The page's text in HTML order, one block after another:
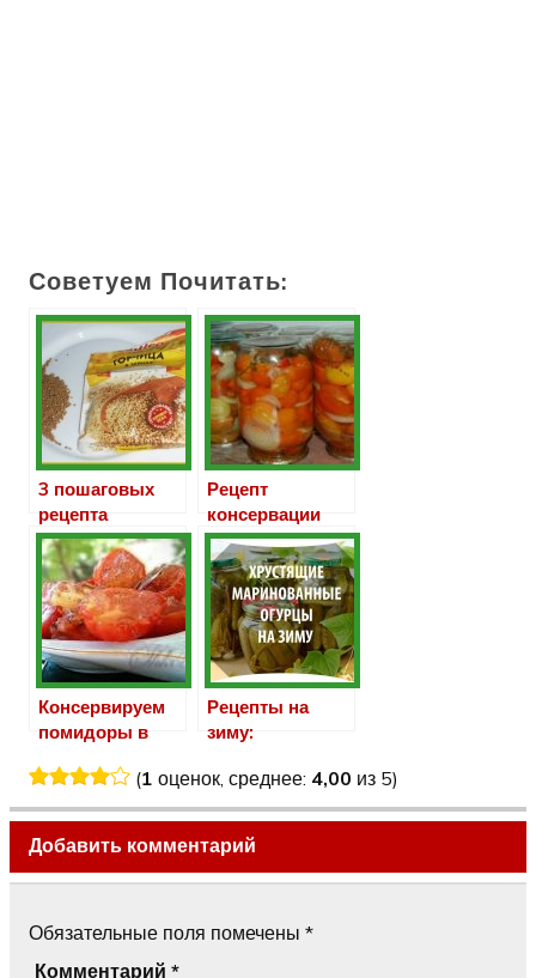
Советуем Почитать:
3 пошаговых
рецепта
консервации
огурцов с
горчицей
Рецепт
консервации
сладких
помидор на
зиму
Консервируем
помидоры в
Рецепты на
зиму:
огурцы
(1 оценок, среднее: 4,00 из 5)
Добавить комментарий
Обязательные поля помечены *
Комментарий *